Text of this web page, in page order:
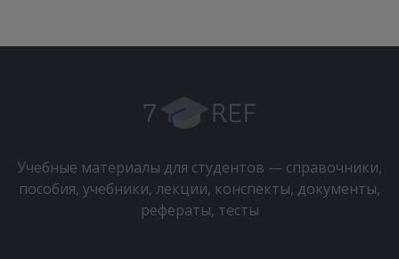
Учебные материалы для студентов — справочники,
пособия, учебники, лекции, конспекты, документы,
рефераты, тесты